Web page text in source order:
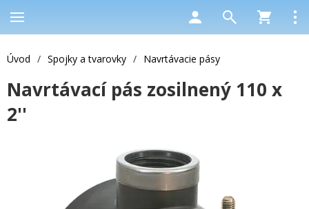
Úvod / Spojky a tvarovky / Navrtávacie pásy
Navrtávací pás zosilnený 110 x
2''